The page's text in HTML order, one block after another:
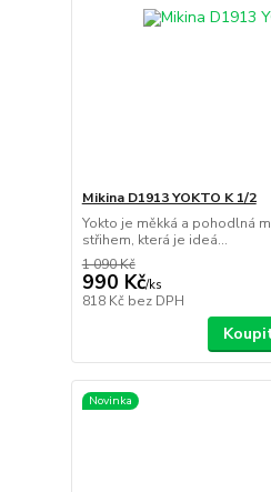
Mikina D1913 YOKTO K 1/2
Yokto je měkká a pohodlná
střihem, která je ideá...
1 090 Kč
990 Kč/ks
818 Kč bez DPH
Novinka